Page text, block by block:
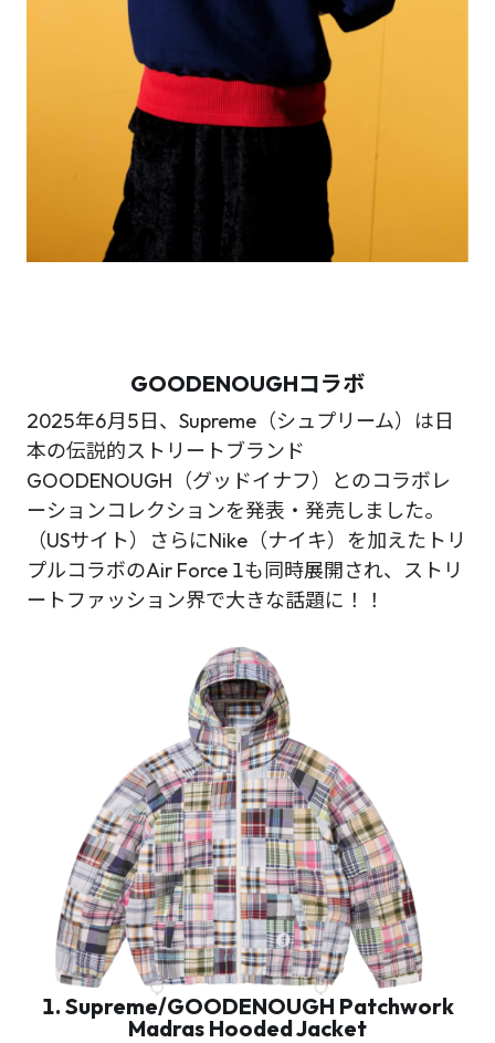
GOODENOUGHコラボ
2025年6月5日、Supreme（シュプリーム）は日
本の伝説的ストリートブランド
GOODENOUGH（グッドイナフ）とのコラボレ
ーションコレクションを発表・発売しました。
（USサイト）さらにNike（ナイキ）を加えたトリ
プルコラボのAir Force 1も同時展開され、ストリ
ートファッション界で大きな話題に！！
1. Supreme/GOODENOUGH Patchwork
Madras Hooded Jacket